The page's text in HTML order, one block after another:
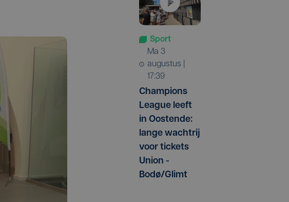
Sport
ma 3
augustus |
17:39
Champions
League leeft
in Oostende:
lange wachtrij
voor tickets
Union -
Bodø/Glimt